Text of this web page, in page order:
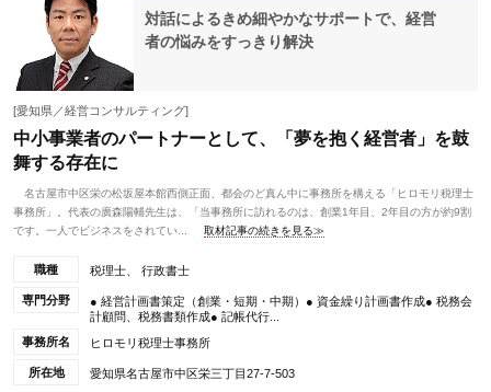
対話によるきめ細やかなサポートで、経営
者の悩みをすっきり解決
[愛知県／経営コンサルティング]
中小事業者のパートナーとして、「夢を抱く経営者」を鼓
舞する存在に
名古屋市中区栄の松坂屋本館西側正面、都会のど真ん中に事務所を構える「ヒロモリ税理士
事務所」。代表の廣森陽輔先生は、「当事務所に訪れるのは、創業1年目、2年目の方が約9割
です。一人でビジネスをされてい...
取材記事の続きを見る≫
職種 税理士、 行政書士
専門分野
● 経営計画書策定（創業・短期・中期）● 資金繰り計画書作成● 税務会
計顧問、税務書類作成● 記帳代行...
事務所名
ヒロモリ税理士事務所
所在地 愛知県名古屋市中区栄三丁目27-7-503